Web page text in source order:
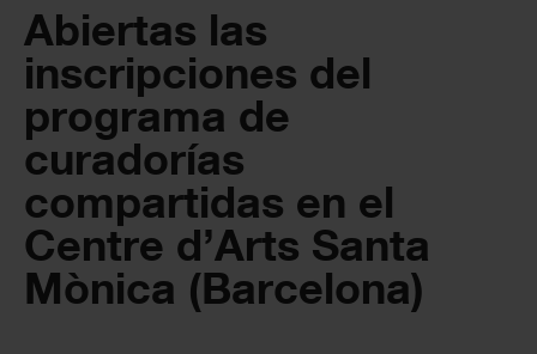
Abiertas las
inscripciones del
programa de
curadorías
compartidas en el
Centre d’Arts Santa
Mònica (Barcelona)